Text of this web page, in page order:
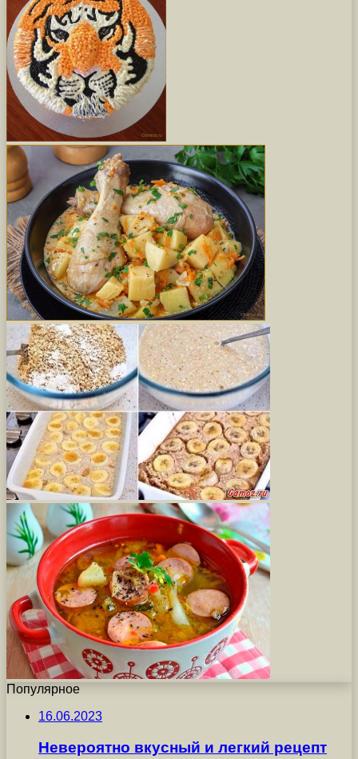
Популярное
16.06.2023
Невероятно вкусный и легкий рецепт